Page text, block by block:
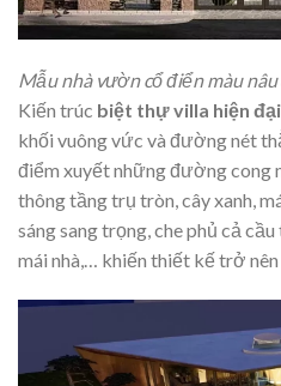
Mẫu nhà vườn cổ điển màu nâu
Kiến trúc biệt thự villa hiện
khối vuông vức và đường nét
điểm xuyết những đường cong
thông tầng trụ tròn, cây xanh,
sáng sang trọng, che phủ cả
mái nhà,… khiến thiết kế trở